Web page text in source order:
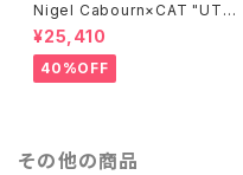
Nigel Cabourn×CAT "UTA
H"/BROWN
¥25,410
40%OFF
その他の商品